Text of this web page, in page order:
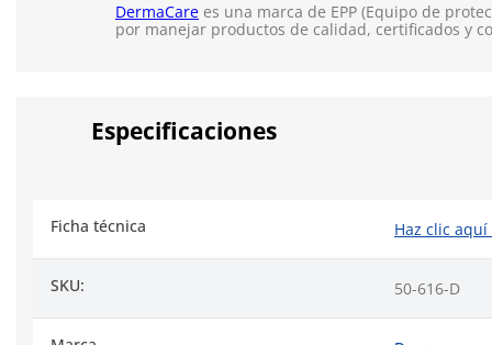
DermaCare es una marca de EPP (Equipo de
por manejar productos de calidad, certificados y
Especificaciones
Ficha técnica Haz clic
SKU: 50-616-D